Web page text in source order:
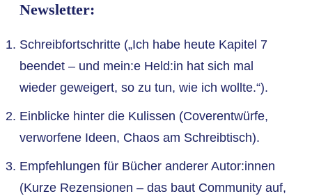
Newsletter:
Schreibfortschritte („Ich habe heute Kapitel 7
beendet – und mein:e Held:in hat sich mal
wieder geweigert, so zu tun, wie ich wollte.“).
Einblicke hinter die Kulissen (Coverentwürfe,
verworfene Ideen, Chaos am Schreibtisch).
Empfehlungen für Bücher anderer Autor:innen
(Kurze Rezensionen – das baut Community auf,